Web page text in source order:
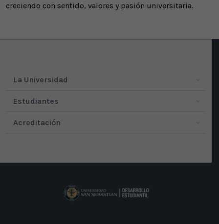
creciendo con sentido, valores y pasión universitaria.
La Universidad
Estudiantes
Acreditación